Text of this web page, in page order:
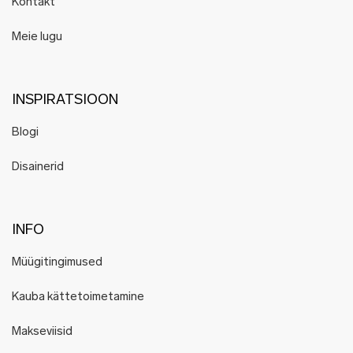
Kontakt
Meie lugu
INSPIRATSIOON
Blogi
Disainerid
INFO
Müügitingimused
Kauba kättetoimetamine
Makseviisid